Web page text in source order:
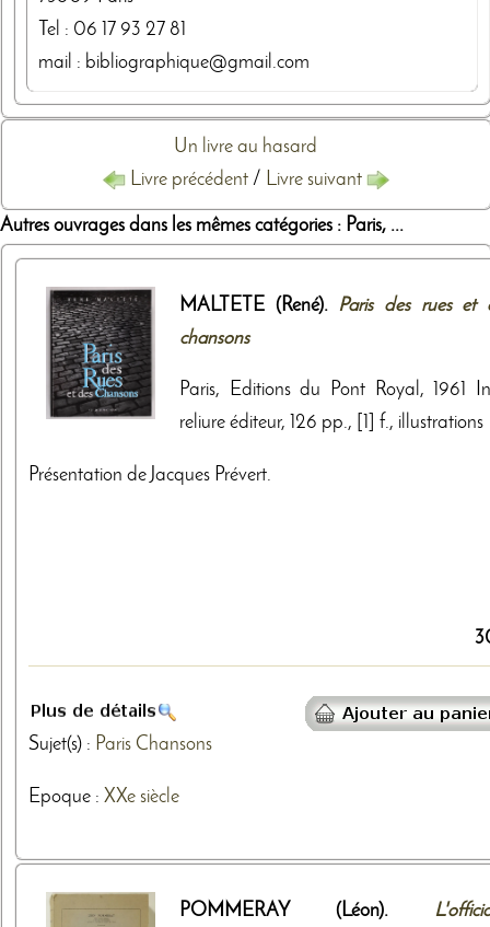
Tel : 06 17 93 27 81
mail : bibliographique@gmail.com
Un livre au hasard
Livre précédent / Livre suivant
Autres ouvrages dans les mêmes catégories : Paris, ...
MALTETE (René). Paris des rues et
chansons
Paris, Editions du Pont Royal, 1961
reliure éditeur, 126 pp., [1] f., illustrations
Présentation de Jacques Prévert.
Sujet(s) : Paris Chansons
Epoque : XXe siècle
POMMERAY (Léon).